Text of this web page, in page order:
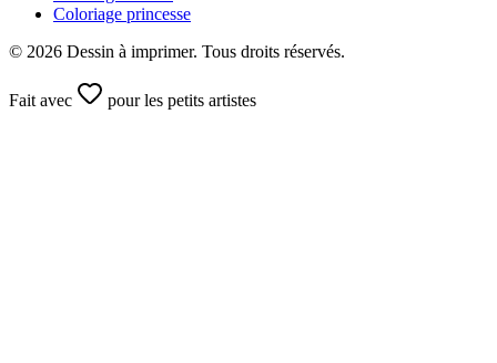
Coloriage princesse
© 2026 Dessin à imprimer. Tous droits réservés.
Fait avec pour les petits artistes